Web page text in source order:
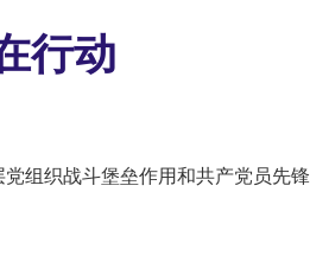
行动
组织战斗堡垒作用和共产党员先锋